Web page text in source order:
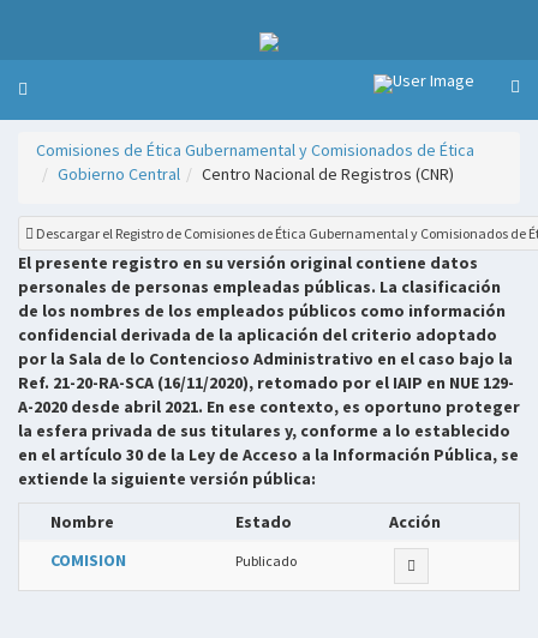
Comisiones de Ética Gubernamental y Comisionados de Ética
Gobierno Central
Centro Nacional de Registros (CNR)
Descargar el Registro de Comisiones de Ética Gubernamental y Comisionados de
El presente registro en su versión original contiene datos
personales de personas empleadas públicas. La clasificación
de los nombres de los empleados públicos como información
confidencial derivada de la aplicación del criterio adoptado
por la Sala de lo Contencioso Administrativo en el caso bajo la
Ref. 21-20-RA-SCA (16/11/2020), retomado por el IAIP en NUE 129-
A-2020 desde abril 2021. En ese contexto, es oportuno proteger
la esfera privada de sus titulares y, conforme a lo establecido
en el artículo 30 de la Ley de Acceso a la Información Pública, se
extiende la siguiente versión pública:
Nombre
Estado
Acción
COMISION
Publicado